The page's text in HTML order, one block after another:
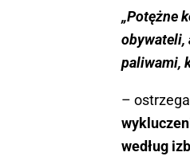
„Potężne
obywateli,
paliwami,
–
według